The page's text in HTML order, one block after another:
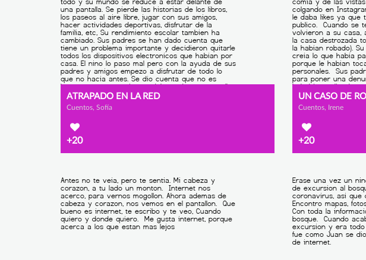
ATRAPADO EN LA RED
Cuentos, Sofía
+20
Cuentos, Irene
+20